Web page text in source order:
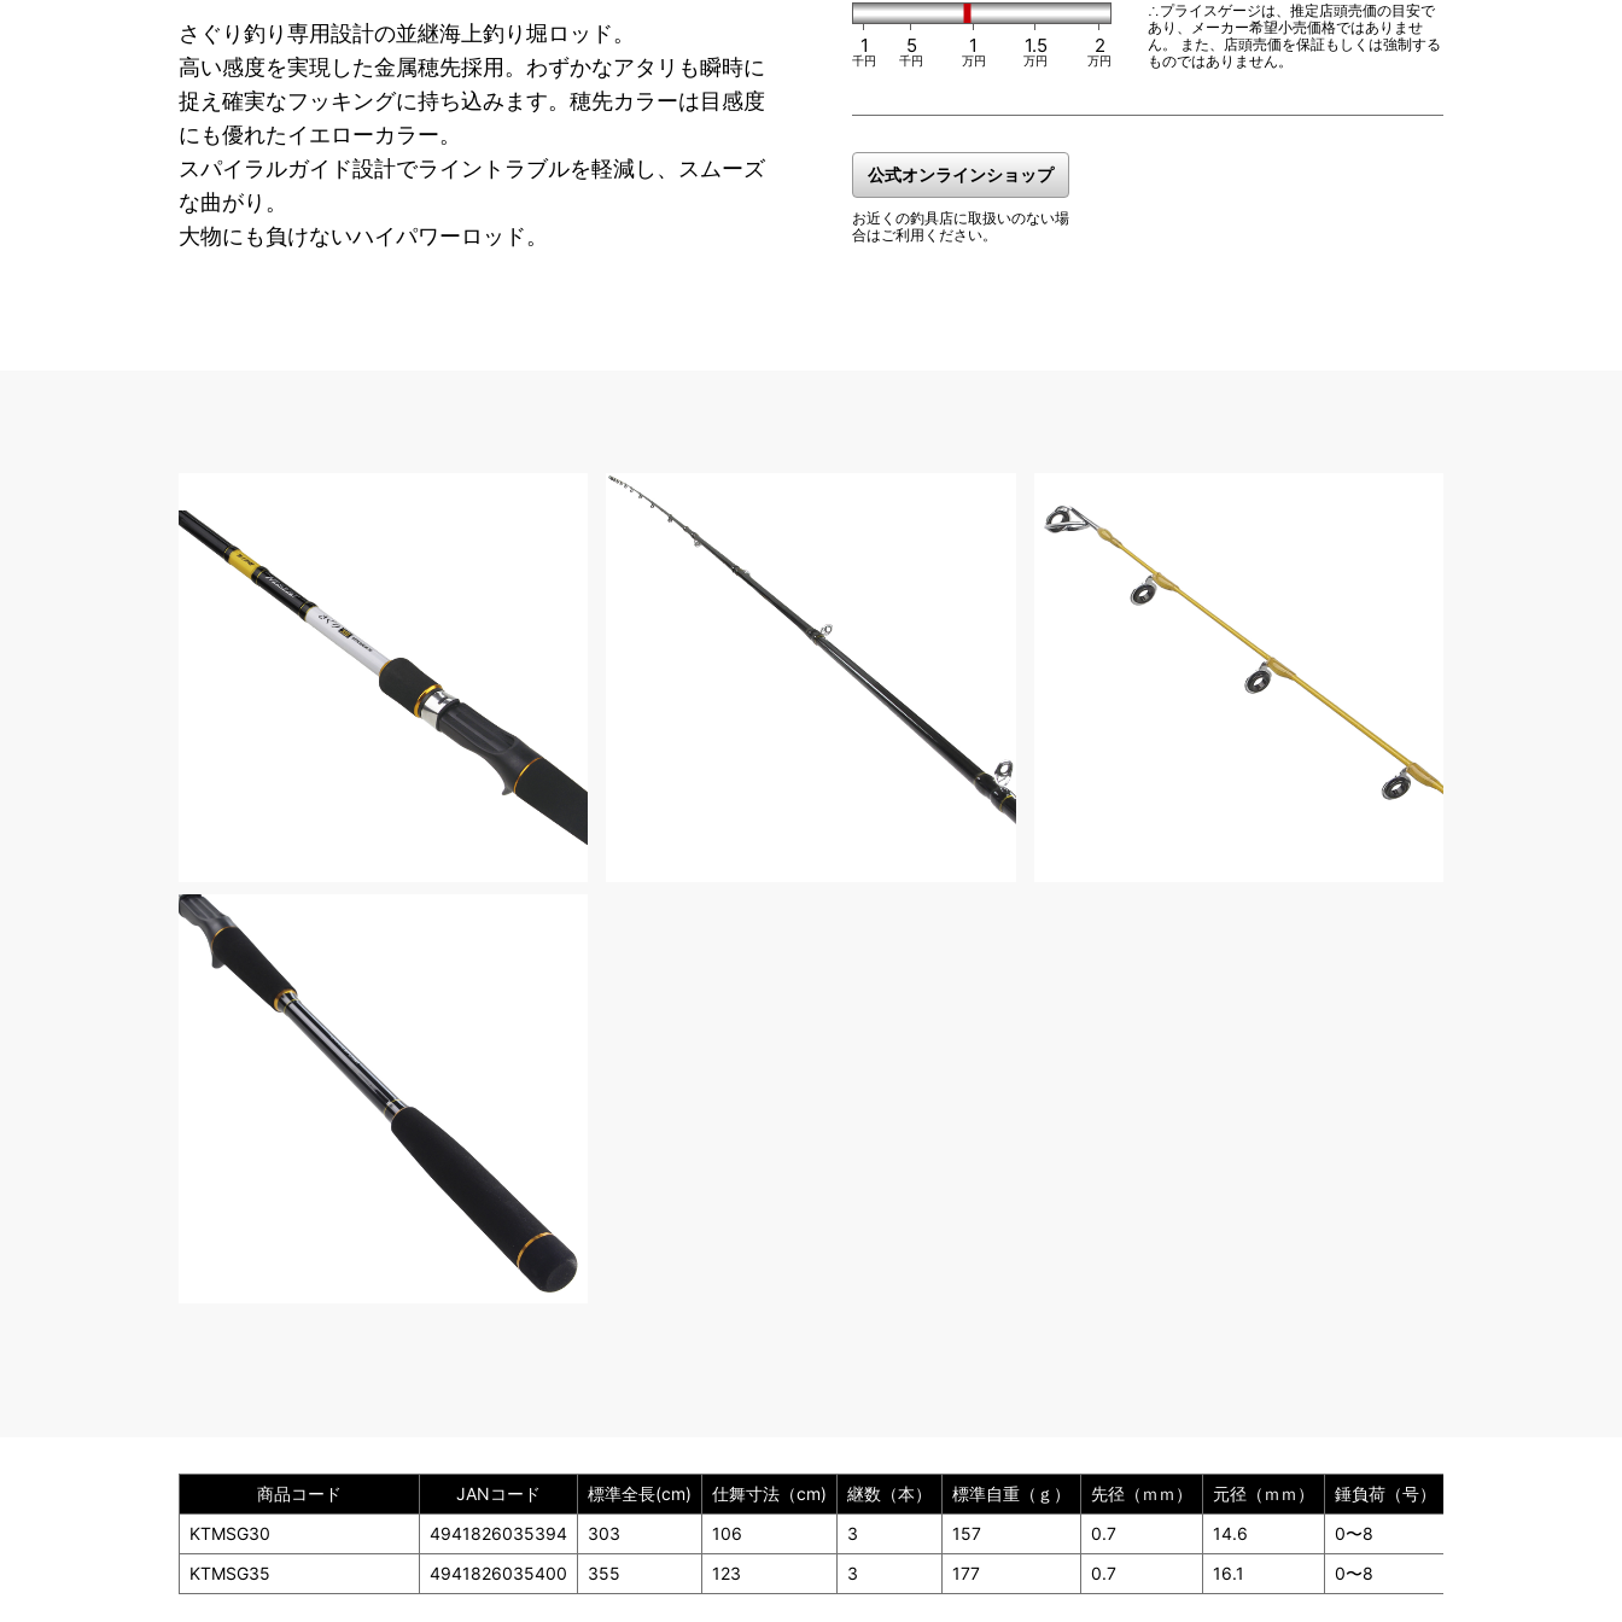
さぐり釣り専用設計の並継海上釣り堀ロッド。
高い感度を実現した金属穂先採用。わずかなアタリも瞬時に
捉え確実なフッキングに持ち込みます。穂先カラーは目感度
にも優れたイエローカラー。
スパイラルガイド設計でライントラブルを軽減し、スムーズ
な曲がり。
大物にも負けないハイパワーロッド。
1
千円
5
千円
1
万円
1.5
万円
2
万円
∴プライスゲージは、推定店頭売価の目安で
あり、メーカー希望小売価格ではありませ
ん。 また、店頭売価を保証もしくは強制する
ものではありません。
公式オンラインショップ
お近くの釣具店に取扱いのない場
合はご利用ください。
商品コード JANコード 標準全長(cm) 仕舞寸法（cm) 継数（本） 標準自重（ｇ） 先径（ｍｍ） 元径（ｍｍ） 錘負荷（号）
KTMSG30
4941826035394 303 106 3 157 0.7 14.6 0〜8
KTMSG35
4941826035400 355 123 3 177 0.7 16.1 0〜8